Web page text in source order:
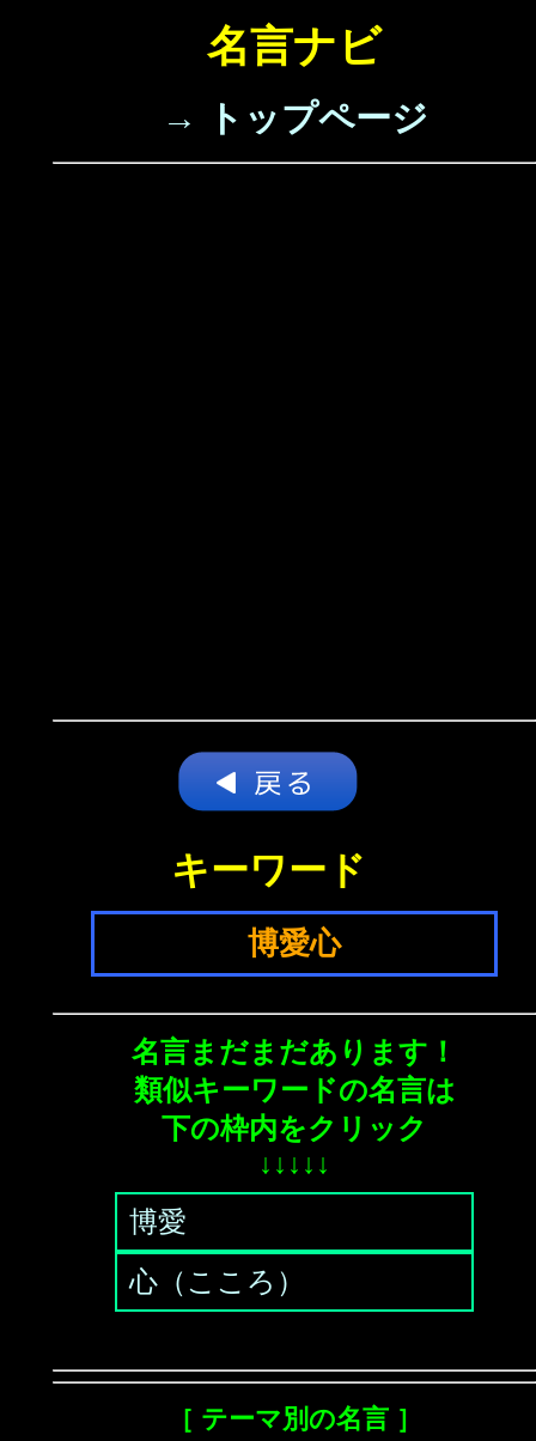
名言ナビ
→ トップページ
キーワード
博愛心
名言まだまだあります！
類似キーワードの名言は
下の枠内をクリック
↓↓↓↓↓
博愛
心（こころ）
［ テーマ別の名言 ］